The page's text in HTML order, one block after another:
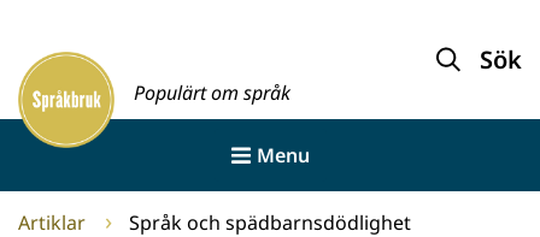
innehållet
Framsida
Populärt om språk
Sök
Menu
Artiklar Språk och spädbarnsdödlighet